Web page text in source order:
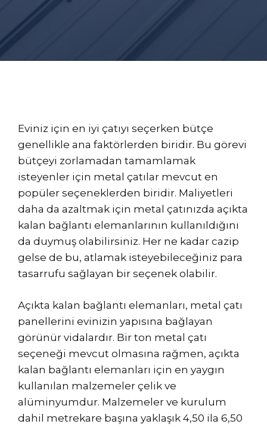
Eviniz için en iyi çatıyı seçerken bütçe
genellikle ana faktörlerden biridir. Bu görevi
bütçeyi zorlamadan tamamlamak
isteyenler için metal çatılar mevcut en
popüler seçeneklerden biridir. Maliyetleri
daha da azaltmak için metal çatınızda açıkta
kalan bağlantı elemanlarının kullanıldığını
da duymuş olabilirsiniz. Her ne kadar cazip
gelse de bu, atlamak isteyebileceğiniz para
tasarrufu sağlayan bir seçenek olabilir.
Açıkta kalan bağlantı elemanları, metal çatı
panellerini evinizin yapısına bağlayan
görünür vidalardır. Bir ton metal çatı
seçeneği mevcut olmasına rağmen, açıkta
kalan bağlantı elemanları için en yaygın
kullanılan malzemeler çelik ve
alüminyumdur. Malzemeler ve kurulum
dahil metrekare başına yaklaşık 4,50 ila 6,50